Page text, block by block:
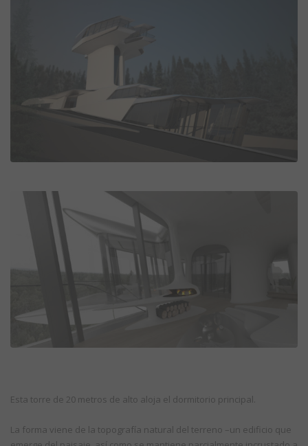
Esta torre de 20 metros de alto aloja el dormitorio principal.
La forma viene de la topografía natural del terreno –un edificio que